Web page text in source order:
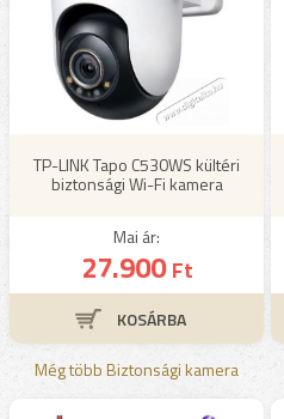
TP-LINK Tapo C530WS kültéri
biztonsági Wi-Fi kamera
Mai ár:
27.900Ft
Még több Biztonsági kamera